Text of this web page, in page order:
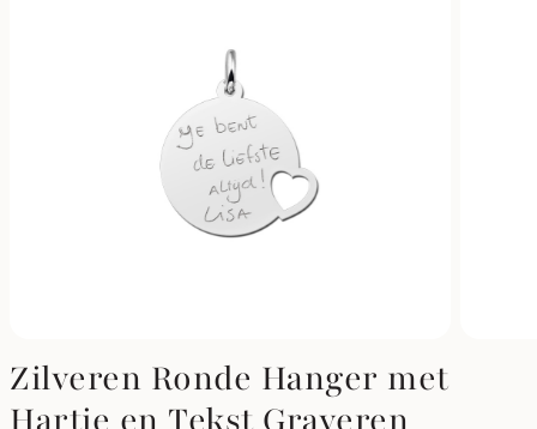
Zilveren Ronde Hanger met